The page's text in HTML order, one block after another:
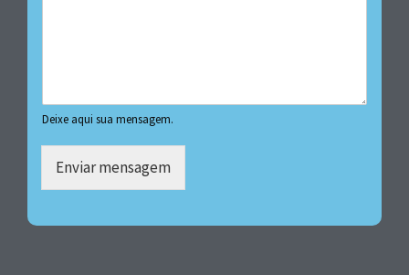
Deixe aqui sua mensagem.
Enviar mensagem